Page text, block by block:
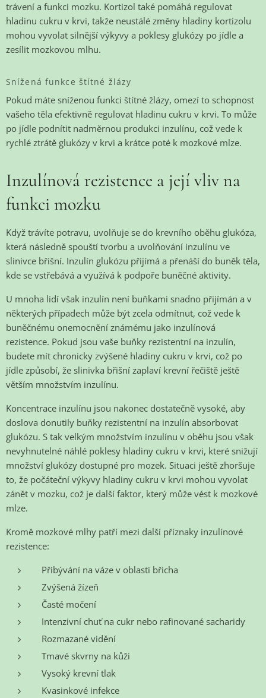
trávení a funkci mozku. Kortizol také pomáhá regulovat
hladinu cukru v krvi, takže neustálé změny hladiny kortizolu
mohou vyvolat silnější výkyvy a poklesy glukózy po jídle a
zesílit mozkovou mlhu.
Snížená funkce štítné žlázy
Pokud máte sníženou funkci štítné žlázy, omezí to schopnost
vašeho těla efektivně regulovat hladinu cukru v krvi. To může
po jídle podnítit nadměrnou produkci inzulínu, což vede k
rychlé ztrátě glukózy v krvi a krátce poté k mozkové mlze.
Inzulínová rezistence a její vliv na
funkci mozku
Když trávíte potravu, uvolňuje se do krevního oběhu glukóza,
která následně spouští tvorbu a uvolňování inzulínu ve
slinivce břišní. Inzulín glukózu přijímá a přenáší do buněk těla,
kde se vstřebává a využívá k podpoře buněčné aktivity.
U mnoha lidí však inzulín není buňkami snadno přijímán a v
některých případech může být zcela odmítnut, což vede k
buněčnému onemocnění známému jako inzulínová
rezistence. Pokud jsou vaše buňky rezistentní na inzulín,
budete mít chronicky zvýšené hladiny cukru v krvi, což po
jídle způsobí, že slinivka břišní zaplaví krevní řečiště ještě
větším množstvím inzulínu.
Koncentrace inzulínu jsou nakonec dostatečně vysoké, aby
doslova donutily buňky rezistentní na inzulín absorbovat
glukózu. S tak velkým množstvím inzulínu v oběhu jsou však
nevyhnutelné náhlé poklesy hladiny cukru v krvi, které snižují
množství glukózy dostupné pro mozek. Situaci ještě zhoršuje
to, že počáteční výkyvy hladiny cukru v krvi mohou vyvolat
zánět v mozku, což je další faktor, který může vést k mozkové
mlze.
Kromě mozkové mlhy patří mezi další příznaky inzulínové
rezistence:
Přibývání na váze v oblasti břicha
Zvýšená žízeň
Časté močení
Intenzivní chuť na cukr nebo rafinované sacharidy
Rozmazané vidění
Tmavé skvrny na kůži
Vysoký krevní tlak
Kvasinkové infekce